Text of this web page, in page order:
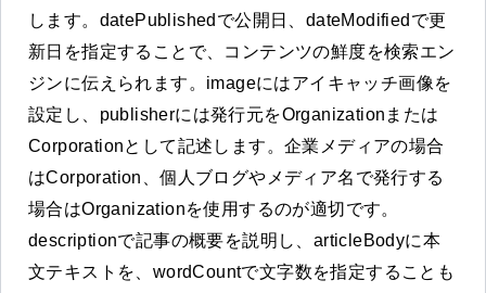
します。datePublishedで公開日、dateModifiedで更
新日を指定することで、コンテンツの鮮度を検索エン
ジンに伝えられます。imageにはアイキャッチ画像を
設定し、publisherには発行元をOrganizationまたは
Corporationとして記述します。企業メディアの場合
はCorporation、個人ブログやメディア名で発行する
場合はOrganizationを使用するのが適切です。
descriptionで記事の概要を説明し、articleBodyに本
文テキストを、wordCountで文字数を指定することも